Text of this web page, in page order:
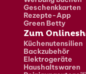
Geschenkkarten
Rezepte-App
Green Betty
Zum
Küchenutensilien
Backzubehör
Elektrogeräte
Haushaltswaren